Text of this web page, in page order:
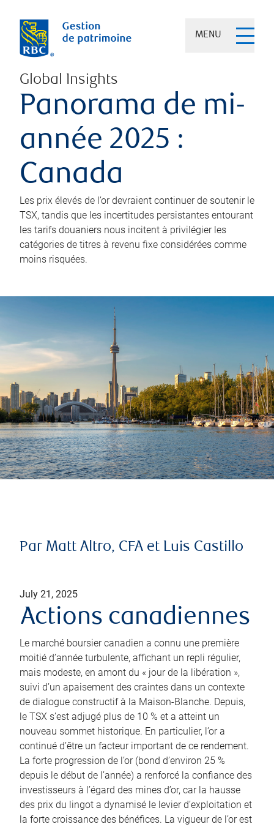
MENU
Global Insights
Panorama de mi-
année 2025 :
Canada
Les prix élevés de l’or devraient continuer de soutenir le
TSX, tandis que les incertitudes persistantes entourant
les tarifs douaniers nous incitent à privilégier les
catégories de titres à revenu fixe considérées comme
moins risquées.
Par Matt Altro, CFA et Luis Castillo
July 21, 2025
Actions canadiennes
Le marché boursier canadien a connu une première
moitié d’année turbulente, affichant un repli régulier,
mais modeste, en amont du « jour de la libération »,
suivi d’un apaisement des craintes dans un contexte
de dialogue constructif à la Maison-Blanche. Depuis,
le TSX s’est adjugé plus de 10 % et a atteint un
nouveau sommet historique. En particulier, l’or a
continué d’être un facteur important de ce rendement.
La forte progression de l’or (bond d’environ 25 %
depuis le début de l’année) a renforcé la confiance des
investisseurs à l’égard des mines d’or, car la hausse
des prix du lingot a dynamisé le levier d’exploitation et
la forte croissance des bénéfices. La vigueur de l’or est